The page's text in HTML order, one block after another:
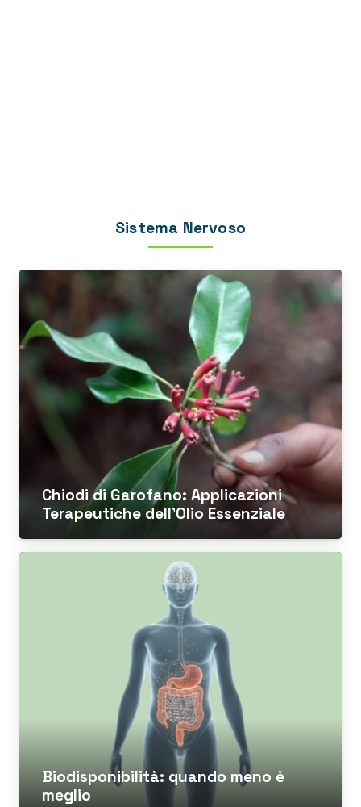
Sistema Nervoso
Chiodi di Garofano: Applicazioni
Terapeutiche dell’Olio Essenziale
Biodisponibilità: quando meno è
meglio